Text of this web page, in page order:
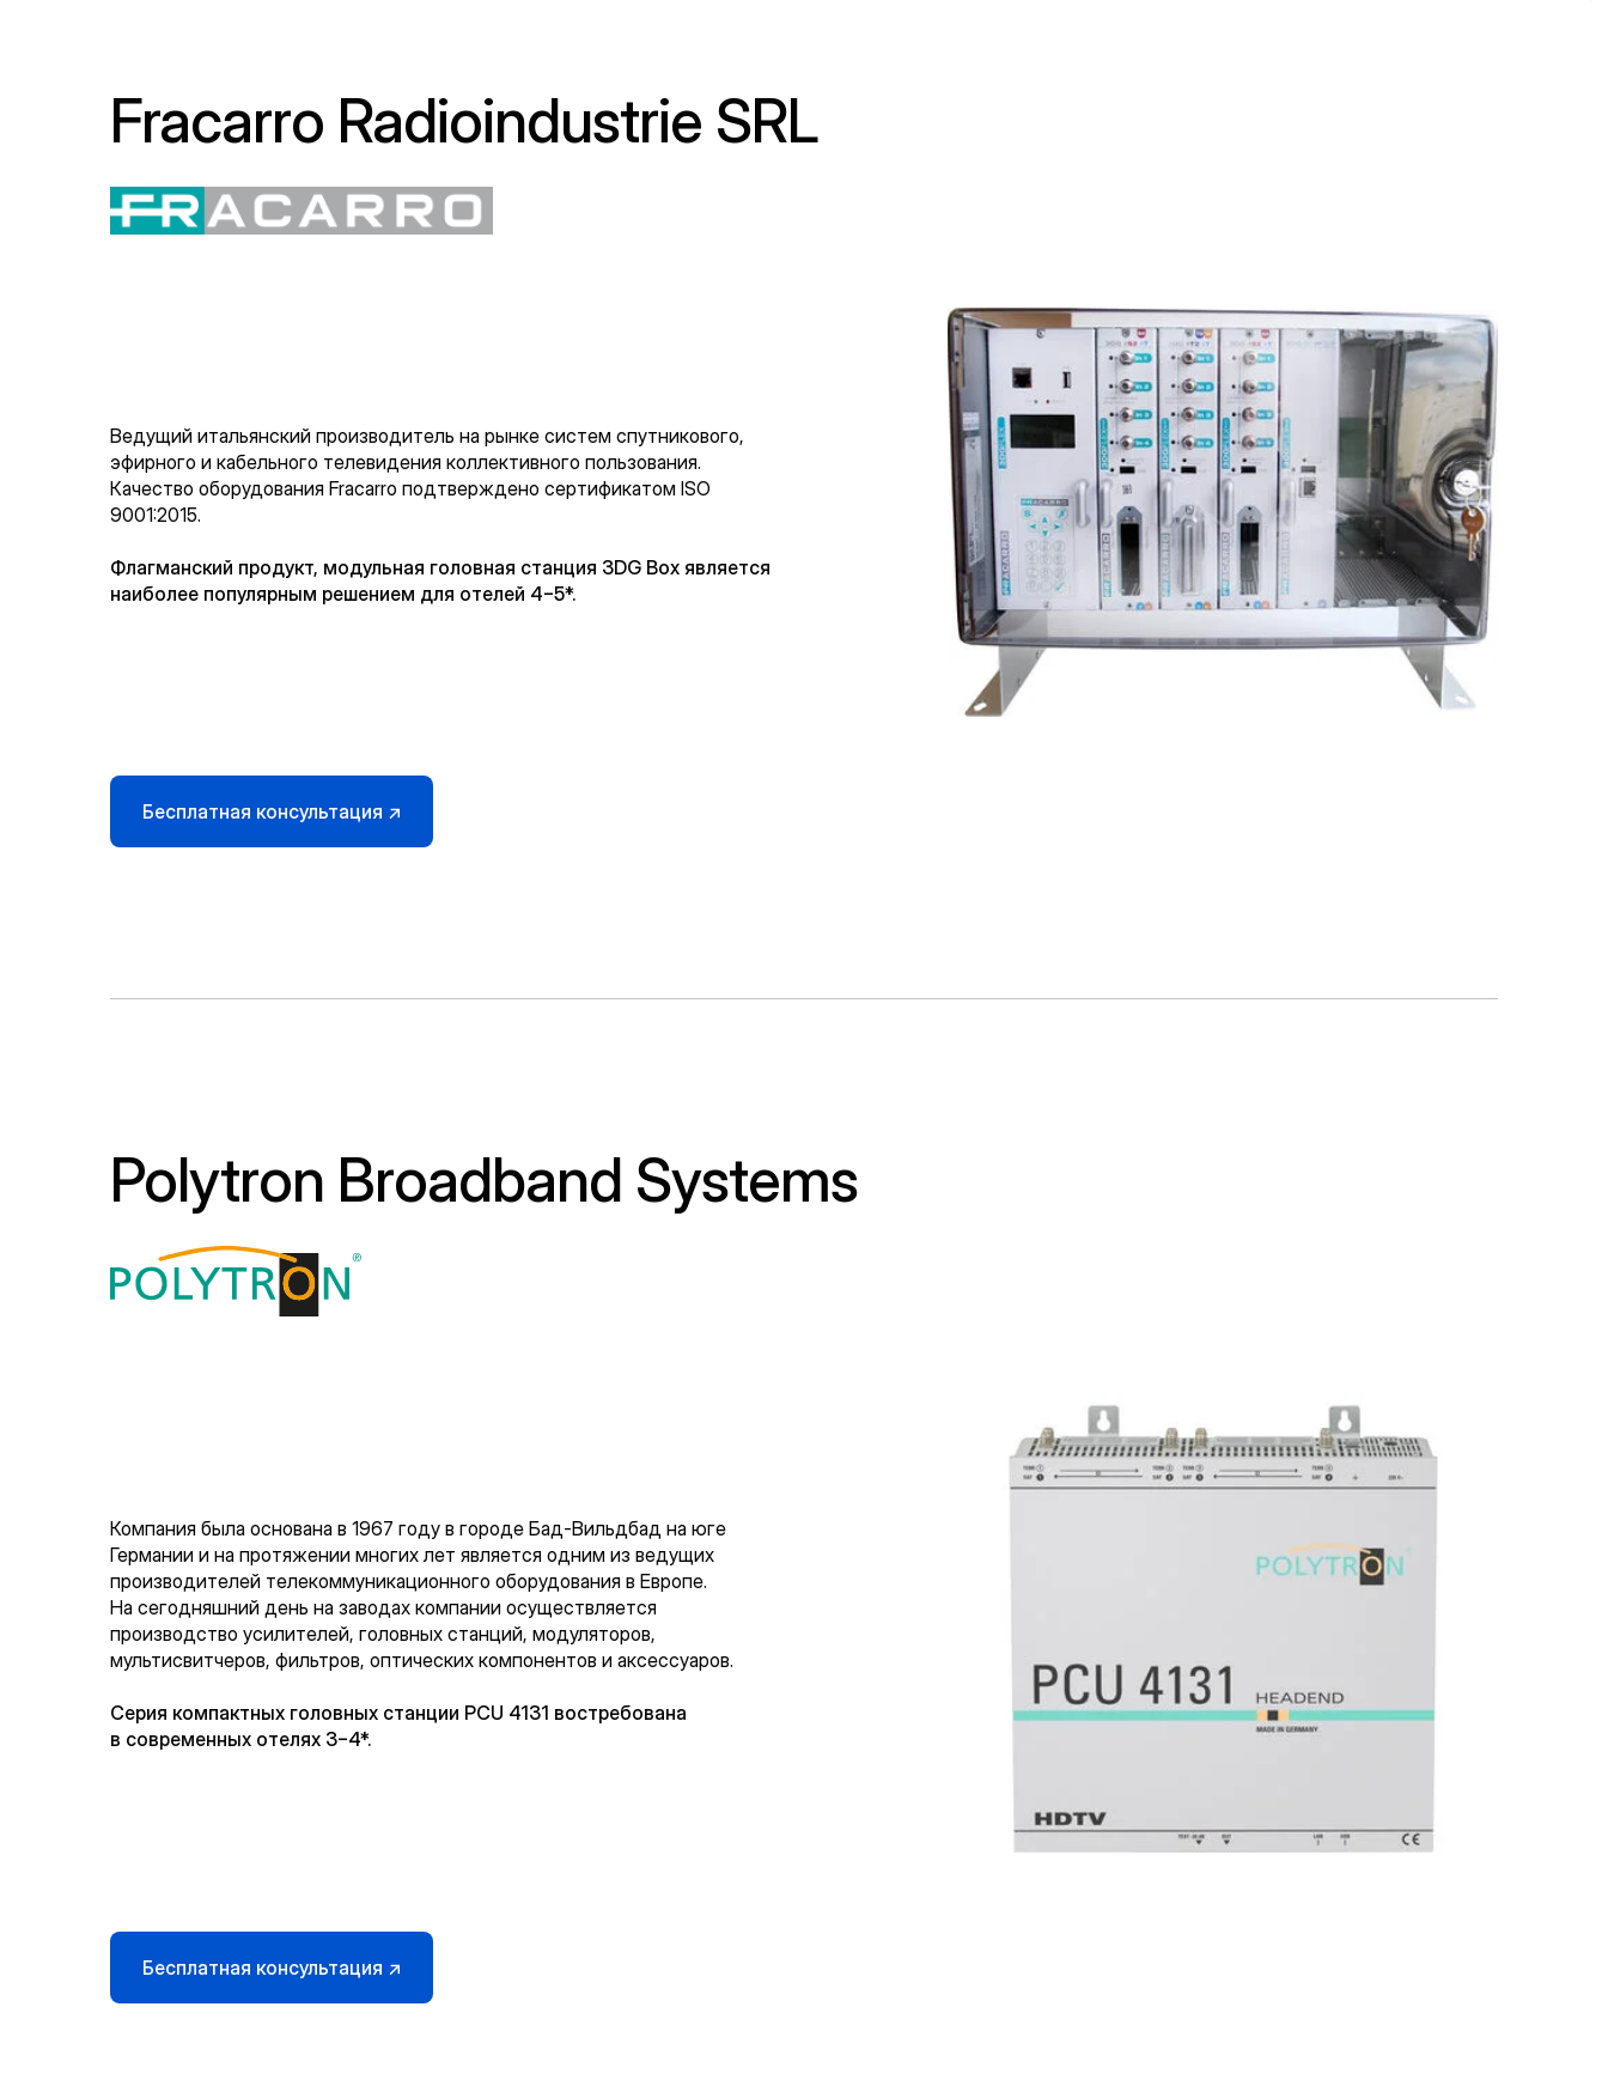
Fracarro Radioindustrie SRL
Ведущий итальянский производитель на рынке систем спутникового,
эфирного и кабельного телевидения коллективного пользования.
Качество оборудования Fracarro подтверждено сертификатом ISO
9001:2015.
Флагманский продукт, модульная головная станция 3DG Box является
наиболее популярным решением для отелей 4−5*.
Бесплатная консультация ↗
Polytron Broadband Systems
Компания была основана в 1967 году в городе Бад-Вильдбад на юге
Германии и на протяжении многих лет является одним из ведущих
производителей телекоммуникационного оборудования в Европе.
На сегодняшний день на заводах компании осуществляется
производство усилителей, головных станций, модуляторов,
мультисвитчеров, фильтров, оптических компонентов и аксессуаров.
Серия компактных головных станции PCU 4131 востребована
в современных отелях 3−4*.
Бесплатная консультация ↗